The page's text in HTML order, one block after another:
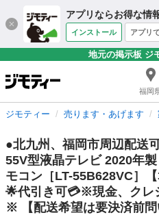
アプリならお得な情
インストール アプリ
地元の掲示板 ジ
福岡
ジモティー 売ります・あげます
●北九州、福岡市周辺配送
55V型液晶テレビ 2020年
モコン［LT-55B628VC］
🌟代引き可💳※現金、クレ
※ 【配送希望は要決済前問